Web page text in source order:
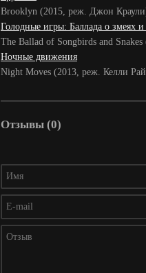
Brooklyn (2015, реж. Джон
Голодные игры: Баллада о змеях
The Ballad of Songbirds and
Ночные движения
Night Moves (2013, реж. Келли
Отзывы (0)